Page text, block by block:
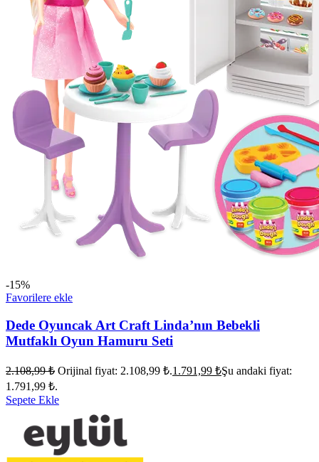
-15%
Favorilere ekle
Dede Oyuncak Art Craft Linda’nın Bebekli
Mutfaklı Oyun Hamuru Seti
2.108,99₺ Orijinal fiyat: 2.108,99 ₺.1.791,99 ₺Şu andaki fiyat:
1.791,99 ₺.
Sepete Ekle